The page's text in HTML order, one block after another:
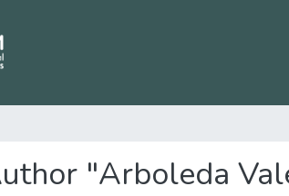
"Arboleda